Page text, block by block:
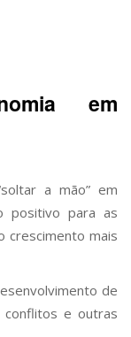
em
a mão” em
positivo para as
crescimento mais
de
conflitos e outras